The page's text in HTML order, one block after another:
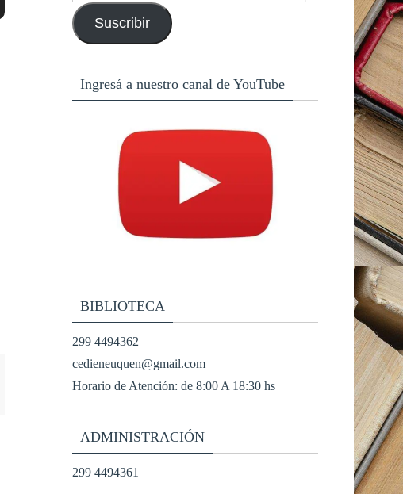
de
emailSuscribir
Ingresá a nuestro canal de YouTube
BIBLIOTECA
299 4494362
cedieneuquen@gmail.com
Horario de Atención: de 8:00 A 18:30 hs
ADMINISTRACIÓN
299 4494361